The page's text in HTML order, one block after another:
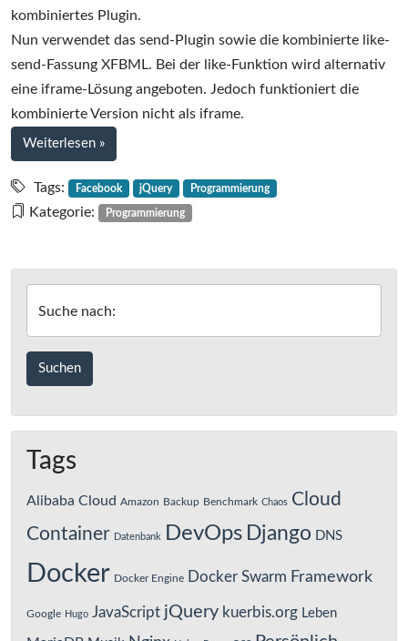
Facebook
„like“-
Plugins
per
JavaScript
kombiniertes Plugin.
Nun verwendet das send-Plugin sowie die kombinierte like-
send-Fassung XFBML. Bei der like-Funktion wird alternativ
eine iframe-Lösung angeboten. Jedoch funktioniert die
kombinierte Version nicht als iframe.
Weiterlesen bei
Dynamisches
Erzeugen
des
JavaScript
»
Tags: Facebook jQuery Programmierung
Kategorie: Programmierung
Suche nach:
Tags
Alibaba Cloud Amazon Backup Benchmark Chaos Cloud
Container Datenbank DevOps Django DNS
Docker Docker Engine Docker Swarm Framework
Google Hugo JavaScript jQuery kuerbis.org Leben